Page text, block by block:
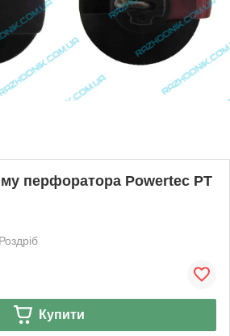
перфоратора Powertec PT
Роздріб
Купити